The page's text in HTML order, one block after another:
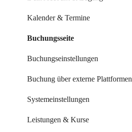
Kalender & Termine
Buchungsseite
Buchungseinstellungen
Buchung über externe Plattformen
Systemeinstellungen
Leistungen & Kurse